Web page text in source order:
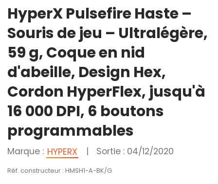
HyperX Pulsefire Haste –
Souris de jeu – Ultralégère,
59 g, Coque en nid
d'abeille, Design Hex,
Cordon HyperFlex, jusqu'à
16 000 DPI, 6 boutons
programmables
Marque : HYPERX | Sortie : 04/12/2020
Réf. constructeur : HMSH1-A-BK/G